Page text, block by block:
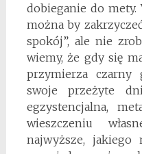
dobieganie do
można by
spokój”, ale nie
wiemy, że gdy się
przymierza czarny
swoje przeżyte
egzystencjalna,
wieszczeniu
najwyższe, jakiego